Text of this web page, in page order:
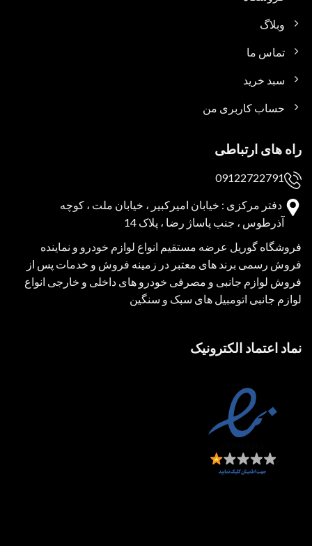
وبلاگ
تماس ما
سبد خرید
حساب کاربری من
راه های ارتباطی
09122722791
دفتر مرکزی : خیابان امیرکبیر ، خیابان ملت ، کوچه
آذرطوس ، جنب پاساژ رضا ، پلاک 14
فروشگاه گوریل عرضه مستقیم انواع لوازم خودرو و نماینده
فروش رسمی برند های معتبر در زمینه فروش و خدمات پس از
فروش لوازم جانبی و مصرفی خودرو های داخلی و خارجی انواع
لوازم جانبی اتومبیل های سبک و سنگین
نماد اعتماد الکترونیک